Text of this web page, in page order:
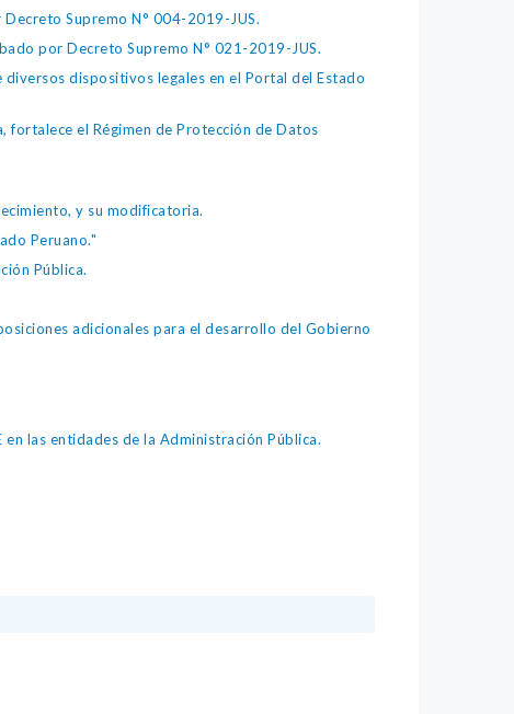
Supremo N° 004-2019-JUS.
por Decreto Supremo N° 021-2019-JUS.
dispositivos legales en el Portal del Estado
fortalece el Régimen de Protección de Datos
y su modificatoria.
Peruano."
Pública.
adicionales para el desarrollo del Gobierno
las entidades de la Administración Pública.